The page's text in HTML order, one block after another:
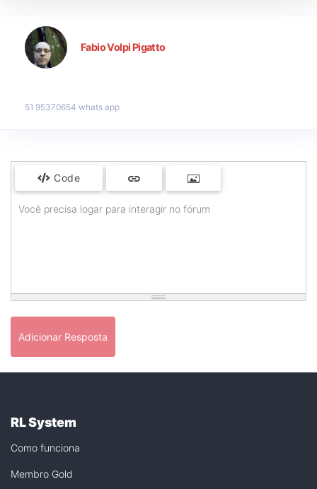
Fabio Volpi Pigatto
51 95370654 whats app
Code
Você precisa logar para interagir no fórum
Adicionar Resposta
RL System
Como funciona
Membro Gold